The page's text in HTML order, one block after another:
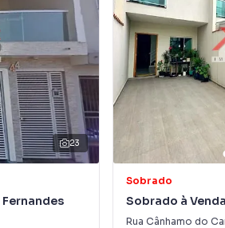
do bairro Jardim Fernandes,
sobre Sobrado em São
2000.
opções de apartamentos, casas
para venda ou locação, além de
em Jardim Fernandes e em outras
para encontrar o imóvel que mais
direto do seu computador ou
23
Sobrado
Sobrado à
Rua Cânhamo do